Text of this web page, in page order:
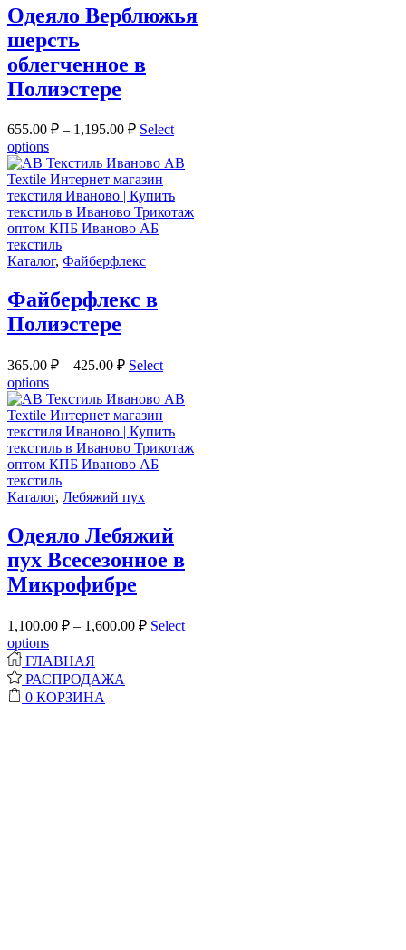
Одеяло Верблюжья
шерсть
облегченное в
Полиэстере
655.00 ₽ – 1,195.00 ₽ Select
options
Каталог, Файберфлекс
Файберфлекс в
Полиэстере
365.00 ₽ – 425.00 ₽ Select
options
Каталог, Лебяжий пух
Одеяло Лебяжий
пух Всесезонное в
Микрофибре
1,100.00 ₽ – 1,600.00 ₽ Select
options
ГЛАВНАЯ
РАСПРОДАЖА
0 КОРЗИНА